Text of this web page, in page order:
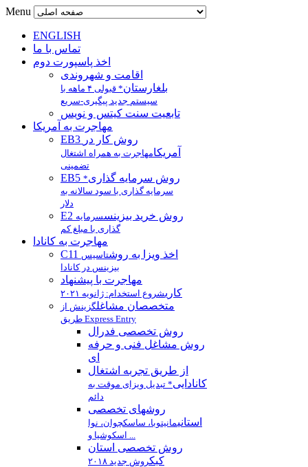
Menu
ENGLISH
تماس با ما
اخذ پاسپورت دوم
اقامت و شهروندی
بلغارستان
* قبولی ۴ ماهه با
سیستم جدید پیگیری-سریع
تابعیت سنت کیتس و نویس
مهاجرت به آمریکا
EB3 روش کار در
آمریکامهاجرت به همراه اشتغال
تضمینی
EB5 روش سرمایه گذاری*
سرمایه گذاری با سود سالانه به
دلار
E2 روش خرید بیزینسسرمایه
گذاری با مبلغ کم
مهاجرت به کانادا
C11 اخذ ویزا به روشتاسیس
بیزینس در کانادا
مهاجرت با پیشنهاد
کاریشروع استخدام: ژانویه ۲۰۲۱
متخصصان مشاغلگزینش از
طریق Express Entry
روش تخصصی فدرال
روش مشاغل فنی و حرفه
ای
از طریق تجربه اشتغال
کانادایی* تبدیل ویزای موقت به
دائم
روشهای تخصصی
استانیمانیتوبا، ساسکچوان، نوا
اسکوشیا و ...
روش تخصصی استان
كبكروش جدید ۲۰۱۸